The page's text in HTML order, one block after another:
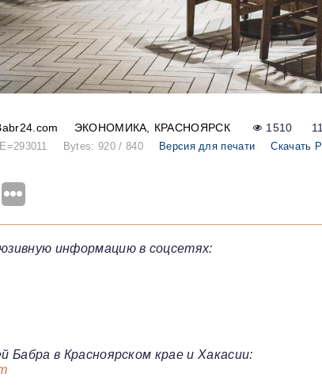
ЭКОНОМИКА КРАСНОЯРСК 1510
Bytes: 920 / 840 Версия для печати Скачать
информацию в соцсетях:
Бабра в Красноярском крае и Хакасии: